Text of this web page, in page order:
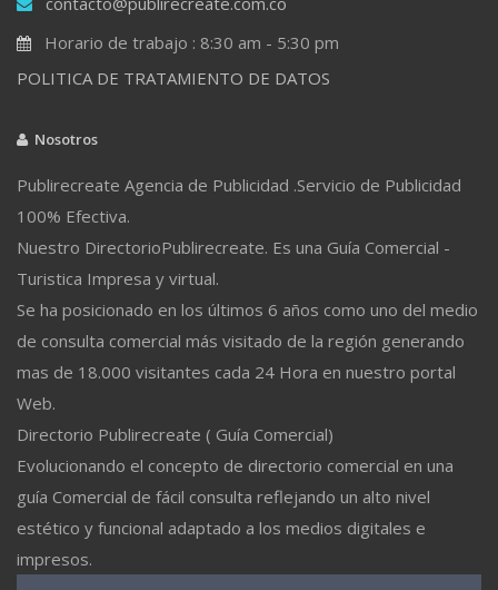
Horario de trabajo : 8:30 am - 5:30 pm
POLITICA DE TRATAMIENTO DE DATOS
Nosotros
Publirecreate Agencia de Publicidad .Servicio de Publicidad
100% Efectiva.
Nuestro DirectorioPublirecreate. Es una Guía Comercial -
Turistica Impresa y virtual.
Se ha posicionado en los últimos 6 años como uno del medio
de consulta comercial más visitado de la región generando
mas de 18.000 visitantes cada 24 Hora en nuestro portal
Web.
Directorio Publirecreate ( Guía Comercial)
Evolucionando el concepto de directorio comercial en una
guía Comercial de fácil consulta reflejando un alto nivel
estético y funcional adaptado a los medios digitales e
impresos.